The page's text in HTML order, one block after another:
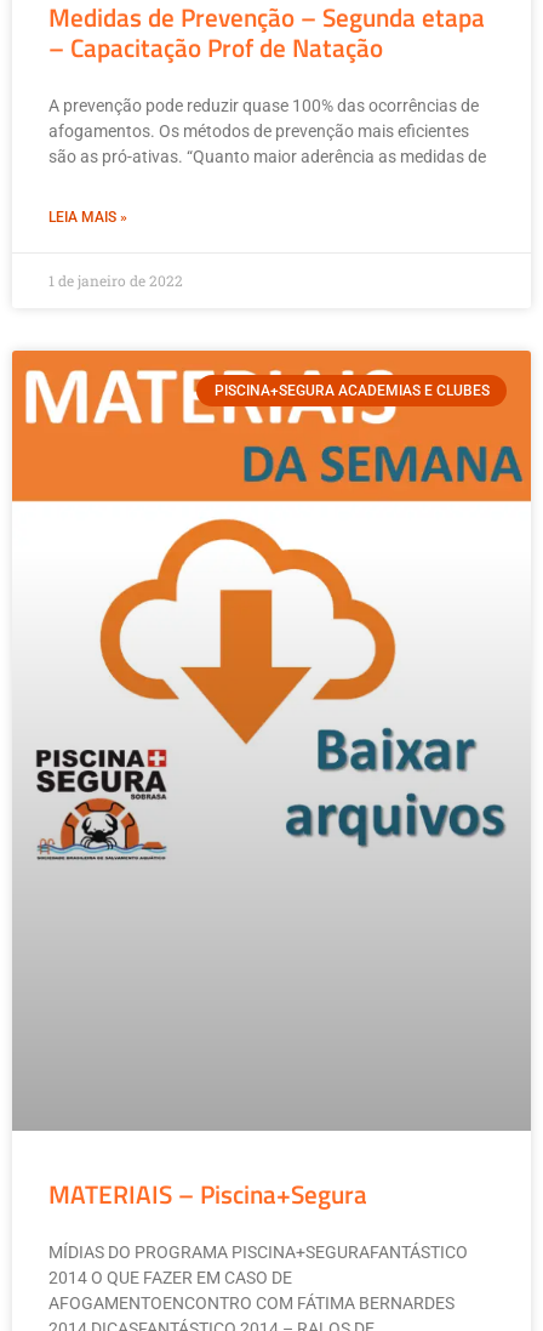
Medidas de Prevenção – Segunda etapa
– Capacitação Prof de Natação
A prevenção pode reduzir quase 100% das ocorrências de
afogamentos. Os métodos de prevenção mais eficientes
são as pró-ativas. “Quanto maior aderência as medidas de
LEIA MAIS »
1 de janeiro de 2022
PISCINA+SEGURA ACADEMIAS E CLUBES
MATERIAIS – Piscina+Segura
MÍDIAS DO PROGRAMA PISCINA+SEGURAFANTÁSTICO
2014 O QUE FAZER EM CASO DE
AFOGAMENTOENCONTRO COM FÁTIMA BERNARDES